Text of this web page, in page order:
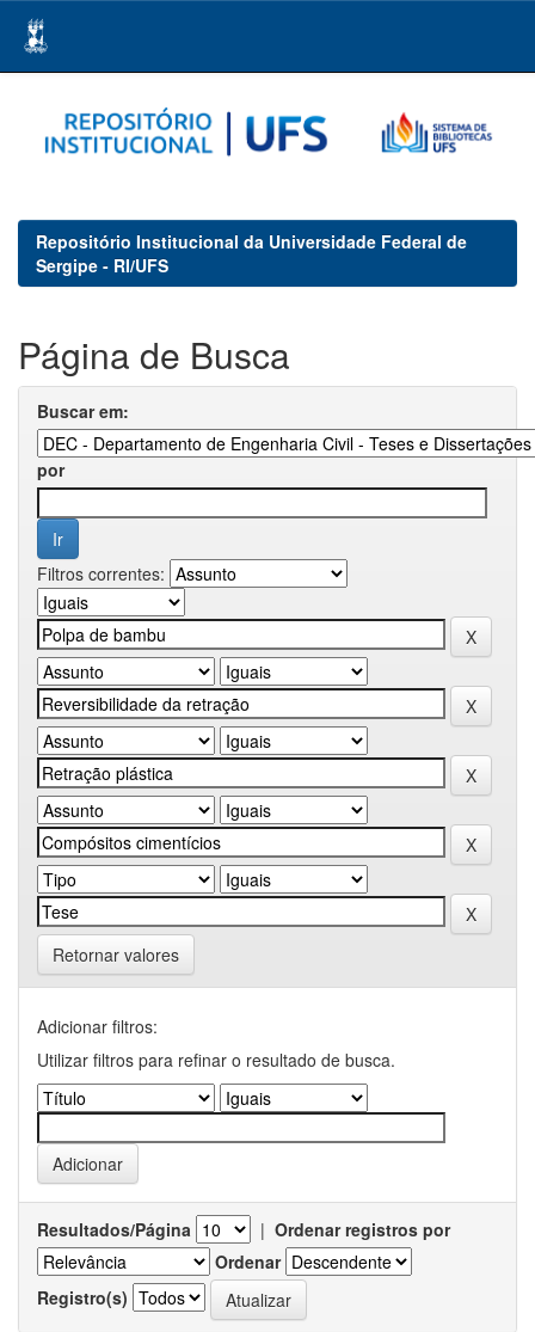
navigation
Repositório Institucional da Universidade Federal de
Sergipe - RI/UFS
Página de Busca
Buscar em:
por
Filtros correntes:
Retornar valores
Adicionar filtros:
Utilizar filtros para refinar o resultado de busca.
Resultados/Página | Ordenar registros por
Ordenar
Registro(s)